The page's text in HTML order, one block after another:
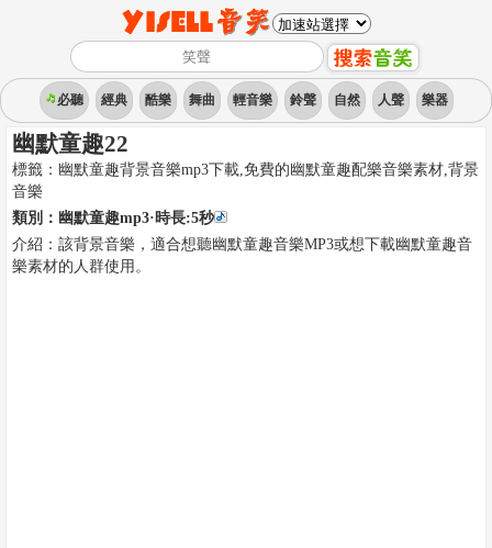
必聽 經典 酷樂 舞曲 輕音樂 鈴聲 自然 人聲 樂器
幽默童趣22
標籤： 幽默童趣背景音樂mp3下載,免費的幽默童趣配樂音樂素材,背景
音樂
類別： 幽默童趣mp3·時長:5秒
介紹： 該背景音樂，適合想聽幽默童趣音樂MP3或想下載幽默童趣音
樂素材的人群使用。